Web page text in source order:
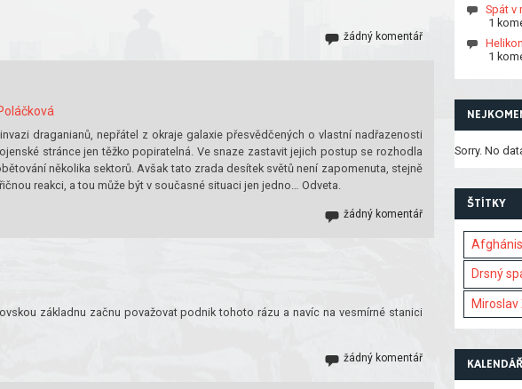
žádný komentář
draganianů, nepřátel z okraje galaxie přesvědčených o vlastní nadřazenosti
stránce jen těžko popiratelná. Ve snaze zastavit jejich postup se rozhodla
několika sektorů. Avšak tato zrada desítek světů není zapomenuta, stejně
reakci, a tou může být v současné situaci jen jedno… Odveta.
žádný komentář
základnu začnu považovat podnik tohoto rázu a navíc na vesmírné stanici
žádný komentář
Spát v
1
1
Sorry. No
ŠTÍTKY
Drsný
Miroslav